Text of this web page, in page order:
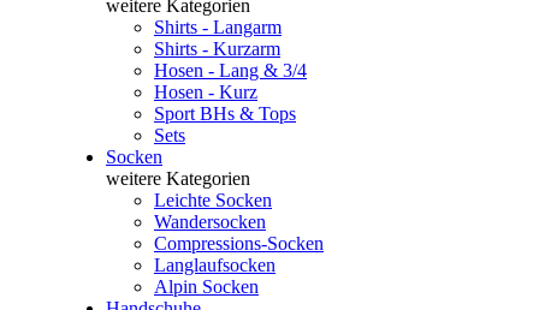
weitere Kategorien
Shirts - Langarm
Shirts - Kurzarm
Hosen - Lang & 3/4
Hosen - Kurz
Sport BHs & Tops
Sets
Socken
weitere Kategorien
Leichte Socken
Wandersocken
Compressions-Socken
Langlaufsocken
Alpin Socken